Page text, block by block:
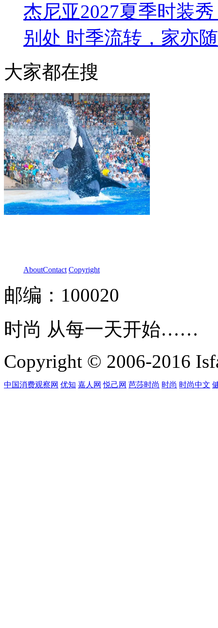
杰尼亚2027夏季时装
别处 时季流转，家亦
大家都在搜
AboutContact Copyright
邮编：100020
时尚 从每一天开始……
Copyright © 2006-2016
中国消费观察网 优知 嘉人网 悦己网 芭莎时尚 时尚 时尚中文